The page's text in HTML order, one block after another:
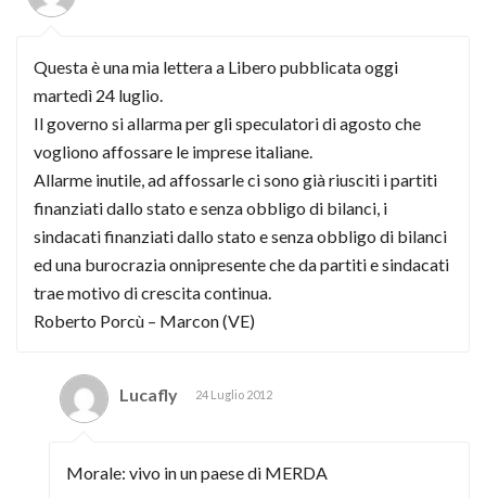
Questa è una mia lettera a Libero pubblicata oggi
martedì 24 luglio.
Il governo si allarma per gli speculatori di agosto che
vogliono affossare le imprese italiane.
Allarme inutile, ad affossarle ci sono già riusciti i partiti
finanziati dallo stato e senza obbligo di bilanci, i
sindacati finanziati dallo stato e senza obbligo di bilanci
ed una burocrazia onnipresente che da partiti e sindacati
trae motivo di crescita continua.
Roberto Porcù – Marcon (VE)
Lucafly 24 Luglio 2012
Morale: vivo in un paese di MERDA